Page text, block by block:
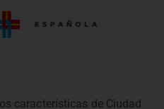
características de Ciudad